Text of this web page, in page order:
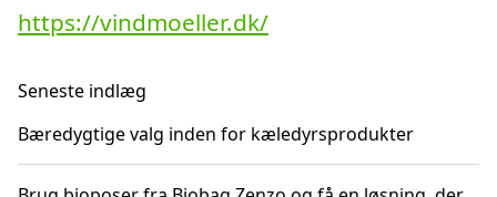
https://vindmoeller.dk/
Seneste indlæg
Bæredygtige valg inden for kæledyrsprodukter